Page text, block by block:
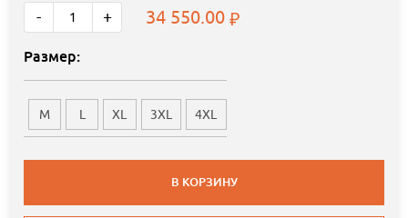
- + 34 550.00
Размер:
M L XL 3XL 4XL
В КОРЗИНУ